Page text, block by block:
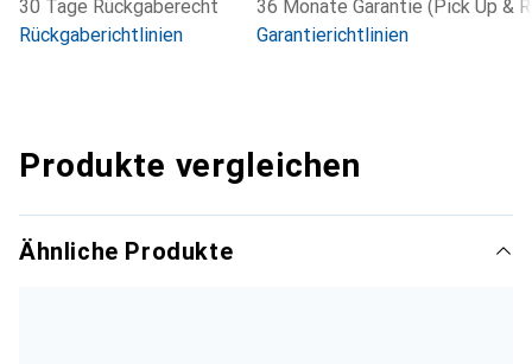
30 Tage Rückgaberecht
Rückgaberichtlinien
36 Monate Garantie (Pick Up &
Garantierichtlinien
Produkte vergleichen
Ähnliche Produkte